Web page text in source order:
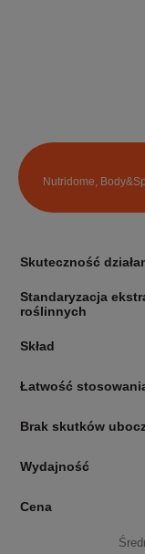
Nutridome,
Skuteczność
Standaryzacja
roślinnych
Skład
Łatwość
Brak skutków
Wydajność
Cena